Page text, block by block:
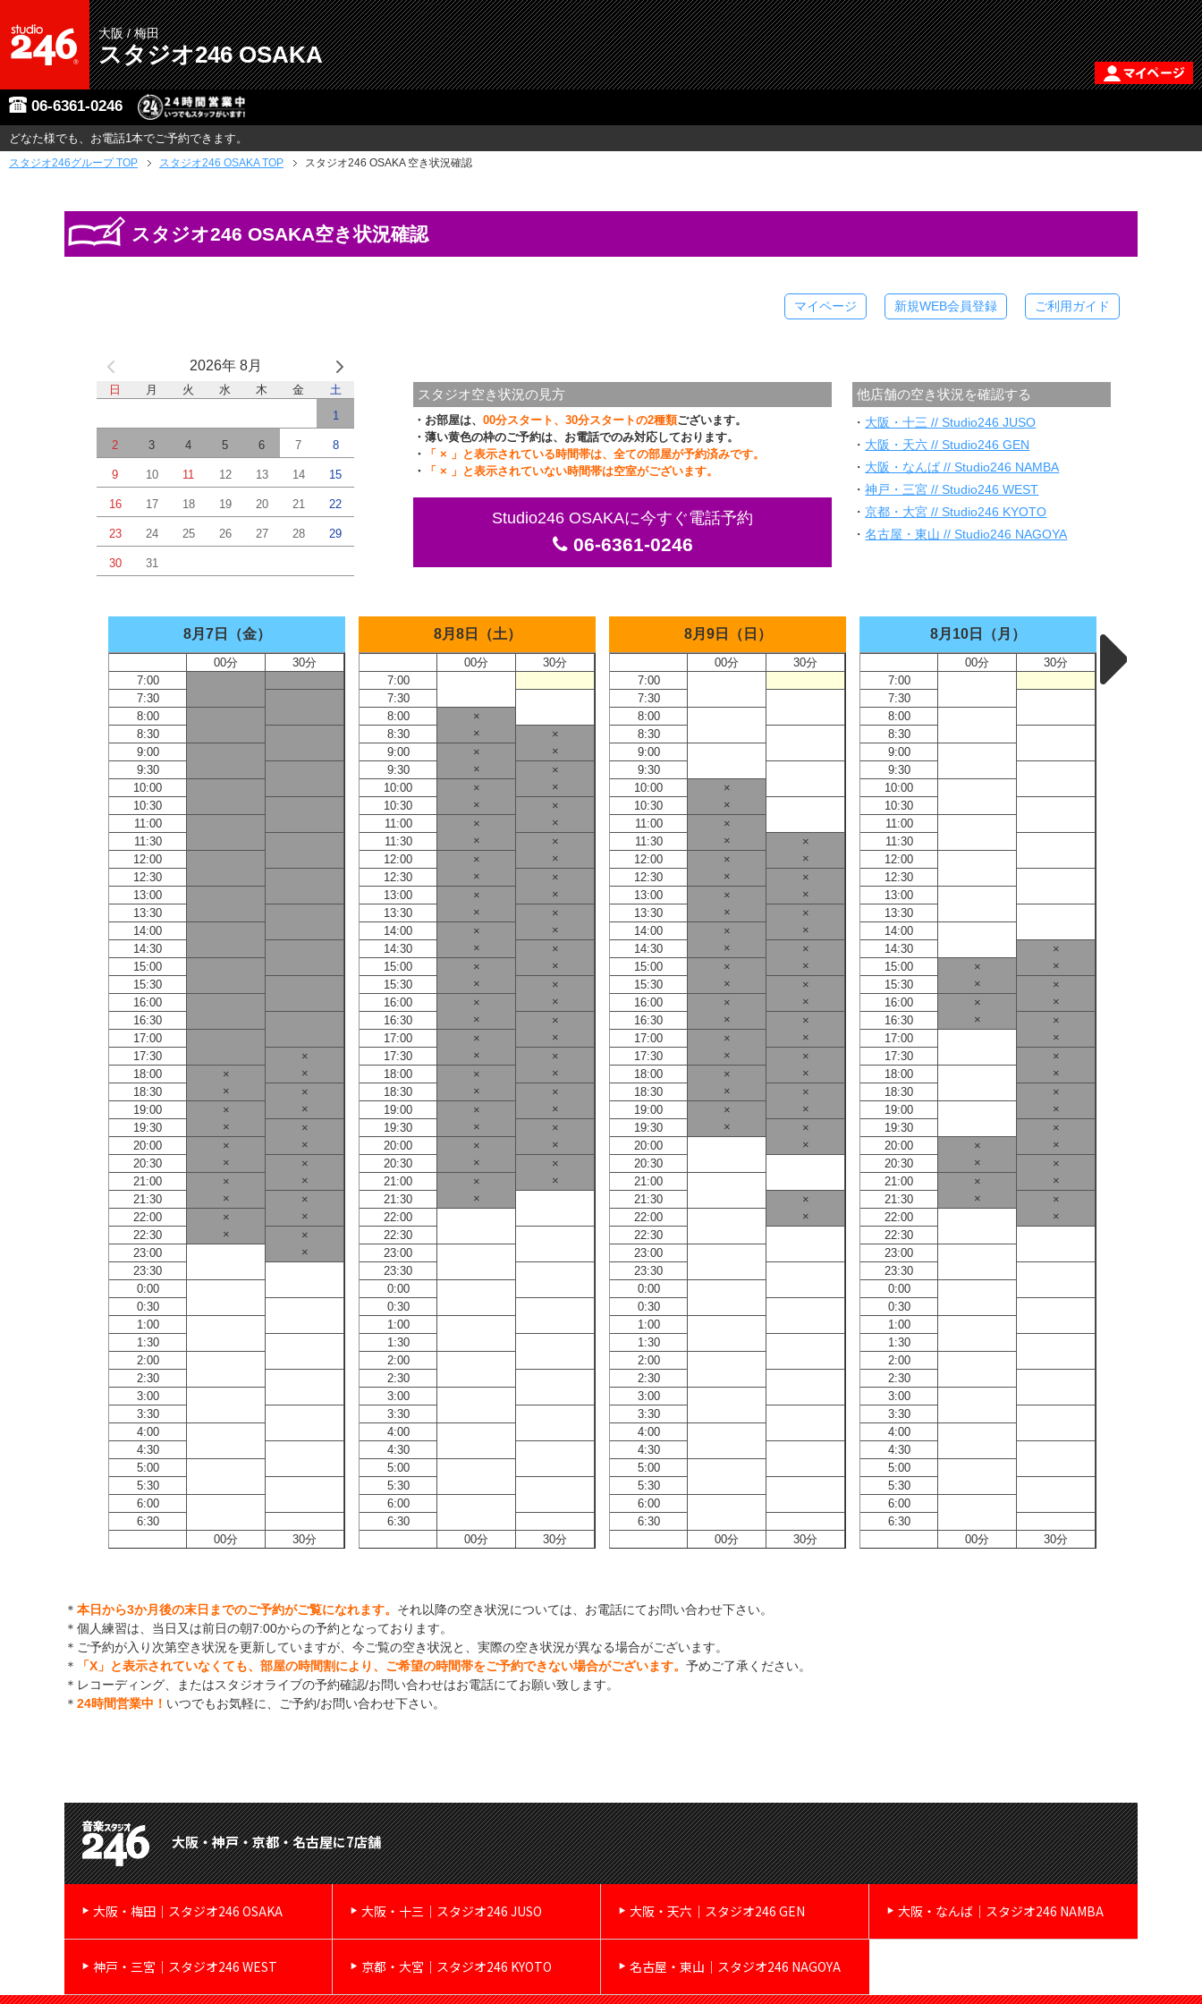
大阪 / 梅田
スタジオ246 OSAKA
06-6361-0246
どなた様でも、お電話1本でご予約できます。
スタジオ246グループTOP スタジオ246 OSAKA TOP スタジオ246 OSAKA 空き状況確認
スタジオ246 OSAKA空き状況確認
ご利用ガイド
新規WEB会員登録
マイページ
2026年 8月
日 月 火 水 木 金
土
1
2 3 4 5 6 7 8
9 10 11 12 13 14 15
16 17 18 19 20 21 22
23 24 25 26 27 28 29
30 31
スタジオ空き状況の見方
・お部屋は、 00分スタート、30分スタートの2種類ございます。
・薄い黄色の枠のご予約は、お電話でのみ対応しております。
・
「 × 」と表示されている時間帯は、全ての部屋が予約済みです。
・
「 × 」と表示されていない時間帯は空室がございます。
Studio246 OSAKAに今すぐ電話予約
06-6361-0246
他店舗の空き状況を確認する
・ 大阪・十三 // Studio246 JUSO
・ 大阪・天六 // Studio246 GEN
・ 大阪・なんば // Studio246 NAMBA
・神戸・三宮 // Studio246 WEST
・京都・大宮 // Studio246 KYOTO
・名古屋・東山 // Studio246 NAGOYA
8月7日（金）
00分
30分
7:00
7:30
8:00
8:30
9:00
9:30
10:00
10:30
11:00
11:30
12:00
12:30
13:00
13:30
14:00
14:30
15:00
15:30
16:00
16:30
17:00
17:30
×
18:00
×
×
18:30
×
×
19:00
×
×
19:30
×
×
20:00
×
×
20:30
×
×
21:00
×
×
21:30
×
×
22:00
×
×
22:30
×
×
23:00
×
23:30
0:00
0:30
1:00
1:30
2:00
2:30
3:00
3:30
4:00
4:30
5:00
5:30
6:00
6:30
00分
30分
8月8日（土）
00分
30分
7:00
7:30
8:00
×
8:30
×
×
9:00
×
×
9:30
×
×
10:00
×
×
10:30
×
×
11:00
×
×
11:30
×
×
12:00
×
×
12:30
×
×
13:00
×
×
13:30
×
×
14:00
×
×
14:30
×
×
15:00
×
×
15:30
×
×
16:00
×
×
16:30
×
×
17:00
×
×
17:30
×
×
18:00
×
×
18:30
×
×
19:00
×
×
19:30
×
×
20:00
×
×
20:30
×
×
21:00
×
×
21:30
×
22:00
22:30
23:00
23:30
0:00
0:30
1:00
1:30
2:00
2:30
3:00
3:30
4:00
4:30
5:00
5:30
6:00
6:30
00分
30分
8月9日（日）
00分
30分
7:00
7:30
8:00
8:30
9:00
9:30
10:00
×
10:30
×
11:00
×
11:30
×
×
12:00
×
×
12:30
×
×
13:00
×
×
13:30
×
×
14:00
×
×
14:30
×
×
15:00
×
×
15:30
×
×
16:00
×
×
16:30
×
×
17:00
×
×
17:30
×
×
18:00
×
×
18:30
×
×
19:00
×
×
19:30
×
×
20:00
×
20:30
21:00
21:30
×
22:00
×
22:30
23:00
23:30
0:00
0:30
1:00
1:30
2:00
2:30
3:00
3:30
4:00
4:30
5:00
5:30
6:00
6:30
00分
30分
8月10日（月）
00分
30分
7:00
7:30
8:00
8:30
9:00
9:30
10:00
10:30
11:00
11:30
12:00
12:30
13:00
13:30
14:00
14:30
×
15:00
×
×
15:30
×
×
16:00
×
×
16:30
×
×
17:00
×
17:30
×
18:00
×
18:30
×
19:00
×
19:30
×
20:00
×
×
20:30
×
×
21:00
×
×
21:30
×
×
22:00
×
22:30
23:00
23:30
0:00
0:30
1:00
1:30
2:00
2:30
3:00
3:30
4:00
4:30
5:00
5:30
6:00
6:30
00分
30分
＊ 本日から3か月後の末日までのご予約がご覧になれます。 それ以降の空き状況については、お電話にてお問い合わせ下さい。
＊個人練習は、当日又は前日の朝7:00からの予約となっております。
＊ご予約が入り次第空き状況を更新していますが、今ご覧の空き状況と、実際の空き状況が異なる場合がございます。
＊
「X」と表示されていなくても、部屋の時間割により、ご希望の時間帯をご予約できない場合がございます。 予めご了承ください。
＊レコーディング、またはスタジオライブの予約確認/お問い合わせはお電話にてお願い致します。
＊ 24時間営業中！ いつでもお気軽に、ご予約/お問い合わせ下さい。
大阪・神戸・京都・名古屋に7店舗
大阪・梅田｜スタジオ246 OSAKA 大阪・十三｜スタジオ246 JUSO 大阪・天六｜スタジオ246 GEN 大阪・なんば｜スタジオ246 NAMBA
神戸・三宮｜スタジオ246 WEST 京都・大宮｜スタジオ246 KYOTO 名古屋・東山｜スタジオ246 NAGOYA